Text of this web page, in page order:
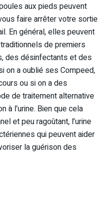
aux pieds peuvent
faire arrêter votre sortie
En général, elles peuvent
de premiers
des désinfectants et des
on a oublié ses Compeed,
ou si on a des
de traitement alternative
à l’urine. Bien que cela
et peu ragoûtant, l’urine
qui peuvent aider
la guérison des